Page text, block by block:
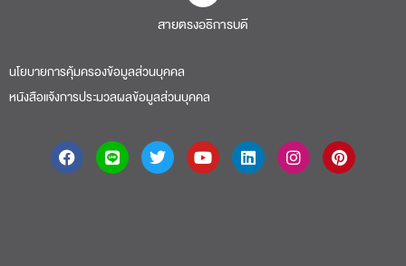
สายตรงอธิการบดี​
นโยบายการคุ้มครองข้อมูลส่วนบุคคล
หนังสือแจ้งการประมวลผลข้อมูลส่วนบุคคล